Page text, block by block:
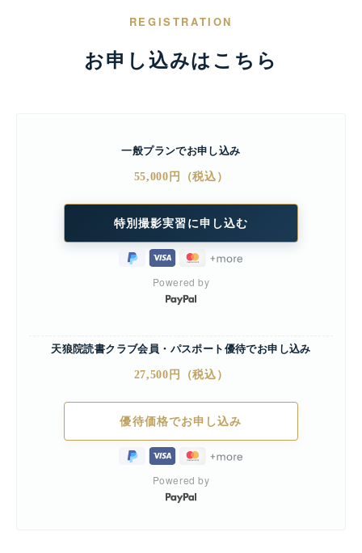
REGISTRATION
お申し込みはこちら
一般プランでお申し込み
55,000円（税込）
Powered by
天狼院読書クラブ会員・パスポート優待でお申し込み
27,500円（税込）
Powered by